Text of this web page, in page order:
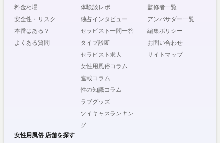
料金相場
安全性・リスク
本番はある？
よくある質問
体験談レポ
独占インタビュー
セラピスト一問一答
タイプ診断
セラピスト求人
女性用風俗コラム
連載コラム
性の知識コラム
ラブグッズ
ツイキャスランキン
グ
監修者一覧
アンバサダー一覧
編集ポリシー
お問い合わせ
サイトマップ
女性用風俗 店舗を探す